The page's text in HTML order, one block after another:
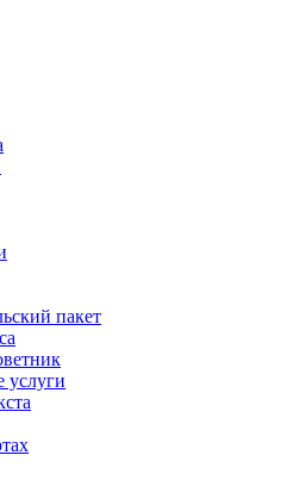
пакет
услуги